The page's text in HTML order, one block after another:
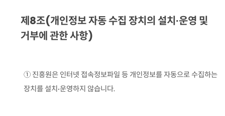
제8조(개인정보 자동 수집 장치의 설치∙운영 및
거부에 관한 사항)
① 진흥원은 인터넷 접속정보파일 등 개인정보를 자동으로 수집하는
장치를 설치·운영하지 않습니다.